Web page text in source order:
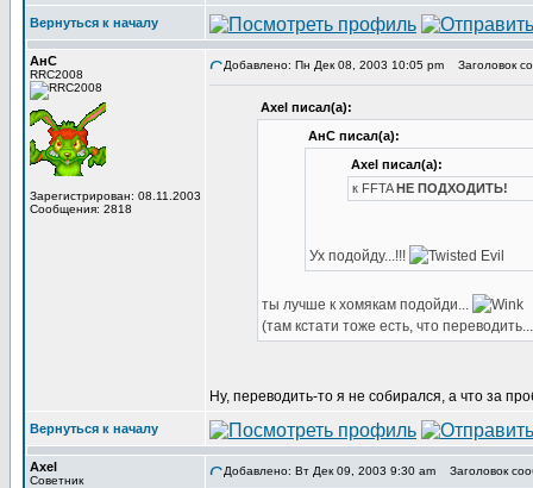
Вернуться к началу
АнС
RRC2008
Зарегистрирован: 08.11.2003
Сообщения: 2818
Добавлено: Пн Дек 08, 2003 10:05 pm Заголовок
Axel писал(а):
АнС писал(а):
Axel писал(а):
к FFTAНЕ ПОДХОДИТЬ!
Ух подойду...!!!
ты лучше к хомякам подойди...
(там кстати тоже есть, что
Ну, переводить-то я не собирался, а что за
Вернуться к началу
Axel
Советник
Добавлено: Вт Дек 09, 2003 9:30 am Заголовок